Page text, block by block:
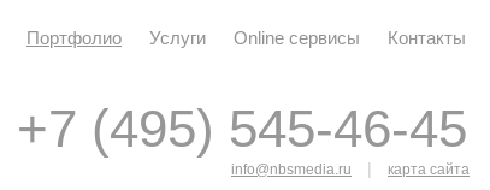
Портфолио Услуги Online сервисы Контакты
+7 (495) 545-46-45
+7 (495) 545-46-45
info@nbsmedia.ru | карта сайта